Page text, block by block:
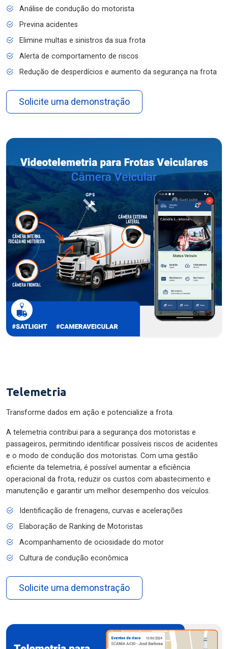
Análise de condução do motorista
Previna acidentes
Elimine multas e sinistros da sua frota
Alerta de comportamento de riscos
Redução de desperdícios e aumento da segurança na frota
Solicite uma demonstração
Telemetria
Transforme dados em ação e potencialize a frota.
A telemetria contribui para a segurança dos motoristas e
passageiros, permitindo identificar possíveis riscos de acidentes
e o modo de condução dos motoristas. Com uma gestão
eficiente da telemetria, é possível aumentar a eficiência
operacional da frota, reduzir os custos com abastecimento e
manutenção e garantir um melhor desempenho dos veículos.
Identificação de frenagens, curvas e acelerações
Elaboração de Ranking de Motoristas
Acompanhamento de ociosidade do motor
Cultura de condução econômica
Solicite uma demonstração